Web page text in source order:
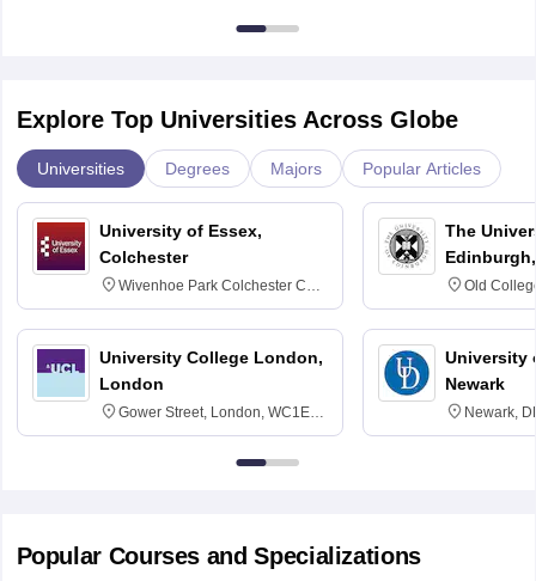
Explore Top Universities Across Globe
Universities Degrees Majors Popular Articles
University of Essex,
Colchester
Wivenhoe Park Colchester CO4
3SQ
University College London,
London
Gower Street, London, WC1E
6BT
The
Old
University
Newark
Newark,
Popular Courses and Specializations